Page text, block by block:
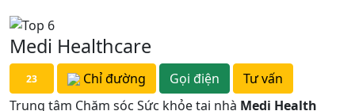
Medi Healthcare
23 Chỉ đường Gọi điện
Tư vấn
Trung tâm Chăm sóc Sức khỏe tại nhà Medi Health